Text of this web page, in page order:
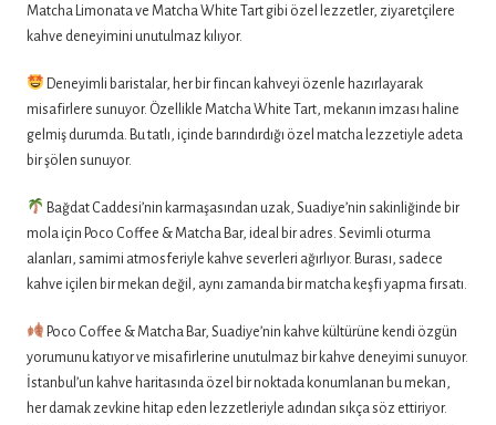
Matcha Limonata ve Matcha White Tart gibi özel lezzetler, ziyaretçilere
kahve deneyimini unutulmaz kılıyor.
Deneyimli baristalar, her bir fincan kahveyi özenle hazırlayarak
misafirlere sunuyor. Özellikle Matcha White Tart, mekanın imzası haline
gelmiş durumda. Bu tatlı, içinde barındırdığı özel matcha lezzetiyle adeta
bir şölen sunuyor.
Bağdat Caddesi’nin karmaşasından uzak, Suadiye’nin sakinliğinde bir
mola için Poco Coffee & Matcha Bar, ideal bir adres. Sevimli oturma
alanları, samimi atmosferiyle kahve severleri ağırlıyor. Burası, sadece
kahve içilen bir mekan değil, aynı zamanda bir matcha keşfi yapma fırsatı.
Poco Coffee & Matcha Bar, Suadiye’nin kahve kültürüne kendi özgün
yorumunu katıyor ve misafirlerine unutulmaz bir kahve deneyimi sunuyor.
İstanbul’un kahve haritasında özel bir noktada konumlanan bu mekan,
her damak zevkine hitap eden lezzetleriyle adından sıkça söz ettiriyor.